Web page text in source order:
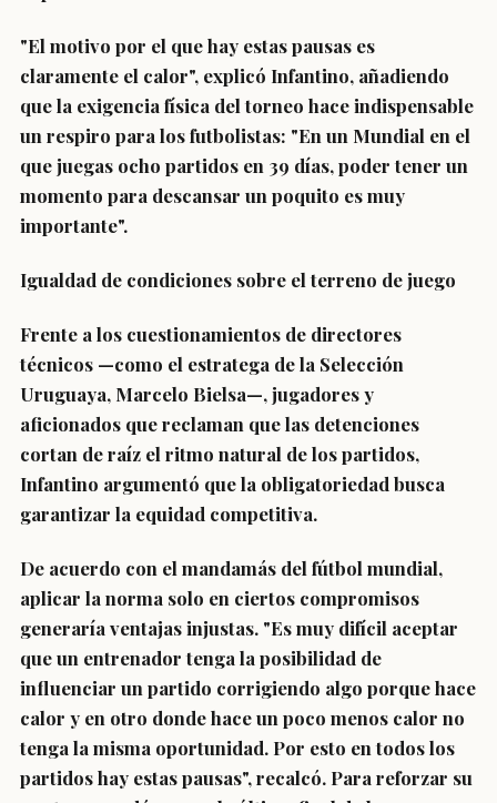
"El motivo por el que hay estas pausas es
claramente el calor", explicó Infantino, añadiendo
que la exigencia física del torneo hace indispensable
un respiro para los futbolistas: "En un Mundial en el
que juegas ocho partidos en 39 días, poder tener un
momento para descansar un poquito es muy
importante".
Igualdad de condiciones sobre el terreno de juego
Frente a los cuestionamientos de directores
técnicos —como el estratega de la Selección
Uruguaya, Marcelo Bielsa—, jugadores y
aficionados que reclaman que las detenciones
cortan de raíz el ritmo natural de los partidos,
Infantino argumentó que la obligatoriedad busca
garantizar la equidad competitiva.
De acuerdo con el mandamás del fútbol mundial,
aplicar la norma solo en ciertos compromisos
generaría ventajas injustas. "Es muy difícil aceptar
que un entrenador tenga la posibilidad de
influenciar un partido corrigiendo algo porque hace
calor y en otro donde hace un poco menos calor no
tenga la misma oportunidad. Por esto en todos los
partidos hay estas pausas", recalcó. Para reforzar su